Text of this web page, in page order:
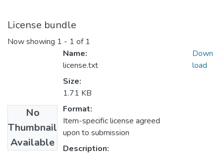
License bundle
Now showing 1 - 1 of 1
No
Thumbnail
Available
Name:
license.txt
Size:
1.71 KB
Format:
Item-specific license agreed
upon to submission
Description:
Down
load